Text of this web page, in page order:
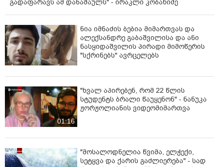
გადაფარავს ამ დანაშაულს" - ირაკლი კობახიძე
ნია იმნაძის ბებია მიმართვას და
ალექსანდრე გაბაშვილისა და ანი
ნასყიდაშვილის პირადი მიმოწერის
"სქრინებს" ავრცელებს
01:16
"ხვალ აპირებენ, რომ 22 წლის
სტუდენტს ბრალი წაუყენონ" - ნანუკა
ჟორჟოლიანის ვიდეომიმართვა
"მოსალოდნელია წვიმა, ელჭექი,
სეტყვა და ქარის გაძლიერება" - სად